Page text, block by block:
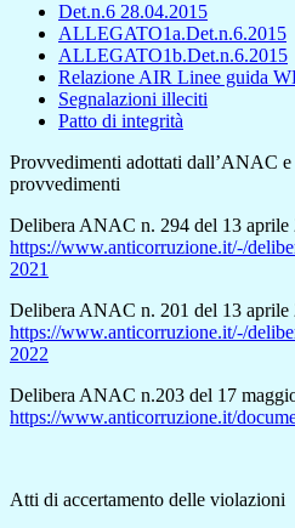
Det.n.6 28.04.2015
ALLEGATO1a.Det.n.6.2015
ALLEGATO1b.Det.n.6.2015
Relazione AIR Linee guida
Segnalazioni illeciti
Patto di integrità
Provvedimenti adottati dall’ANAC e
provvedimenti
Delibera ANAC n. 294 del 13 aprile
https://www.anticorruzione.it/-/
2021
Delibera ANAC n. 201 del 13 aprile
https://www.anticorruzione.it/-/
2022
Delibera ANAC n.203 del 17
https://www.anticorruzione.it/
Atti di accertamento delle violazioni